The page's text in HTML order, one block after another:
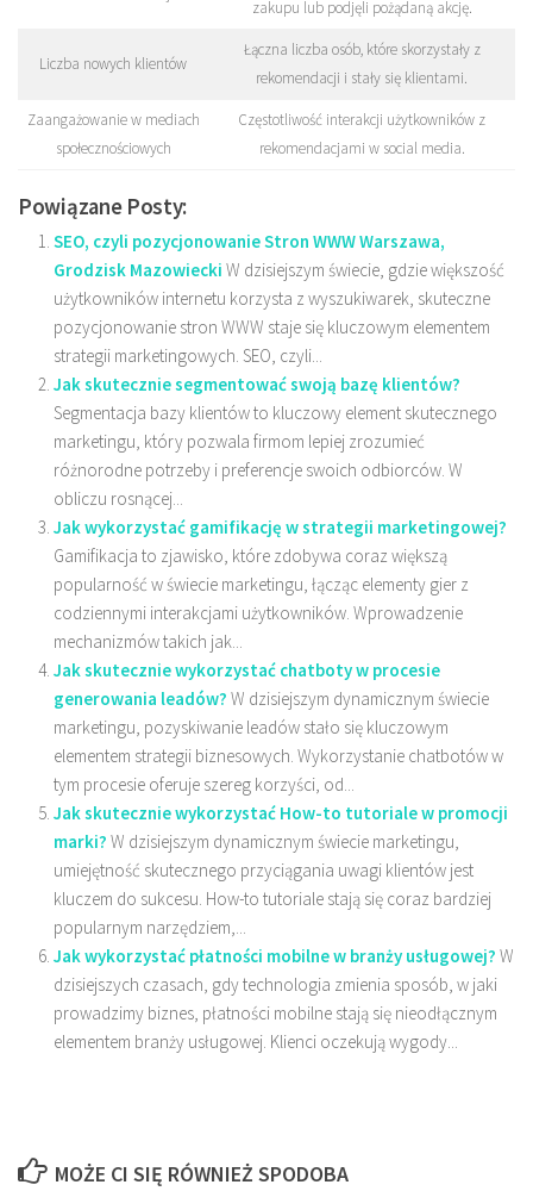
zakupu lub podjęli pożądaną akcję.
Liczba nowych klientów
Łączna liczba osób, które skorzystały z
rekomendacji i stały się klientami.
Zaangażowanie w mediach
społecznościowych
Częstotliwość interakcji użytkowników z
rekomendacjami w social media.
Powiązane Posty:
SEO, czyli pozycjonowanie Stron WWW Warszawa,
Grodzisk Mazowiecki W dzisiejszym świecie, gdzie większość
użytkowników internetu korzysta z wyszukiwarek, skuteczne
pozycjonowanie stron WWW staje się kluczowym elementem
strategii marketingowych. SEO, czyli...
Jak skutecznie segmentować swoją bazę klientów?
Segmentacja bazy klientów to kluczowy element skutecznego
marketingu, który pozwala firmom lepiej zrozumieć
różnorodne potrzeby i preferencje swoich odbiorców. W
obliczu rosnącej...
Jak wykorzystać gamifikację w strategii marketingowej?
Gamifikacja to zjawisko, które zdobywa coraz większą
popularność w świecie marketingu, łącząc elementy gier z
codziennymi interakcjami użytkowników. Wprowadzenie
mechanizmów takich jak...
Jak skutecznie wykorzystać chatboty w procesie
generowania leadów? W dzisiejszym dynamicznym świecie
marketingu, pozyskiwanie leadów stało się kluczowym
elementem strategii biznesowych. Wykorzystanie chatbotów w
tym procesie oferuje szereg korzyści, od...
Jak skutecznie wykorzystać How-to tutoriale w promocji
marki? W dzisiejszym dynamicznym świecie marketingu,
umiejętność skutecznego przyciągania uwagi klientów jest
kluczem do sukcesu. How-to tutoriale stają się coraz bardziej
popularnym narzędziem,...
Jak wykorzystać płatności mobilne w branży usługowej? W
dzisiejszych czasach, gdy technologia zmienia sposób, w jaki
prowadzimy biznes, płatności mobilne stają się nieodłącznym
elementem branży usługowej. Klienci oczekują wygody...
MOŻE CI SIĘ RÓWNIEŻ SPODOBA